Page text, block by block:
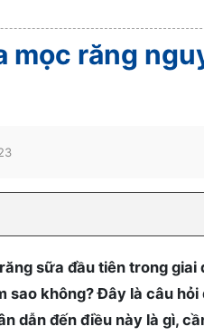
mọc răng
sữa đầu tiên trong giai
sao không? Đây là câu
dẫn đến điều này là gì,